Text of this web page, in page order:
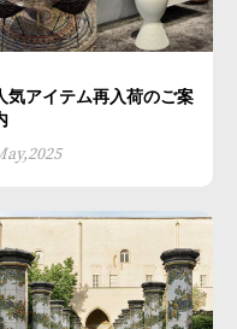
気アイテム再入荷のご案